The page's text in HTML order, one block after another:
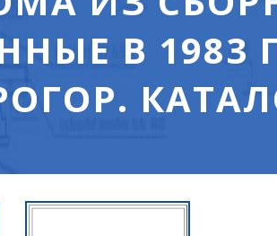
В 1983